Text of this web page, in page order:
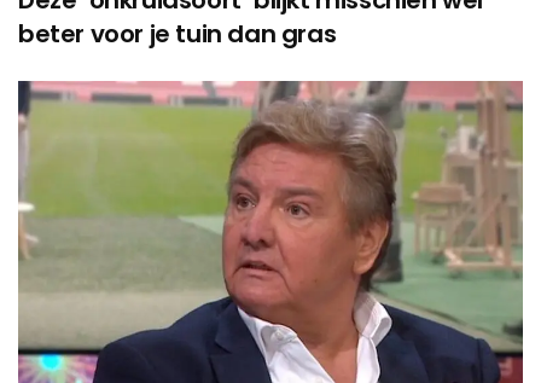
beter voor je tuin dan gras